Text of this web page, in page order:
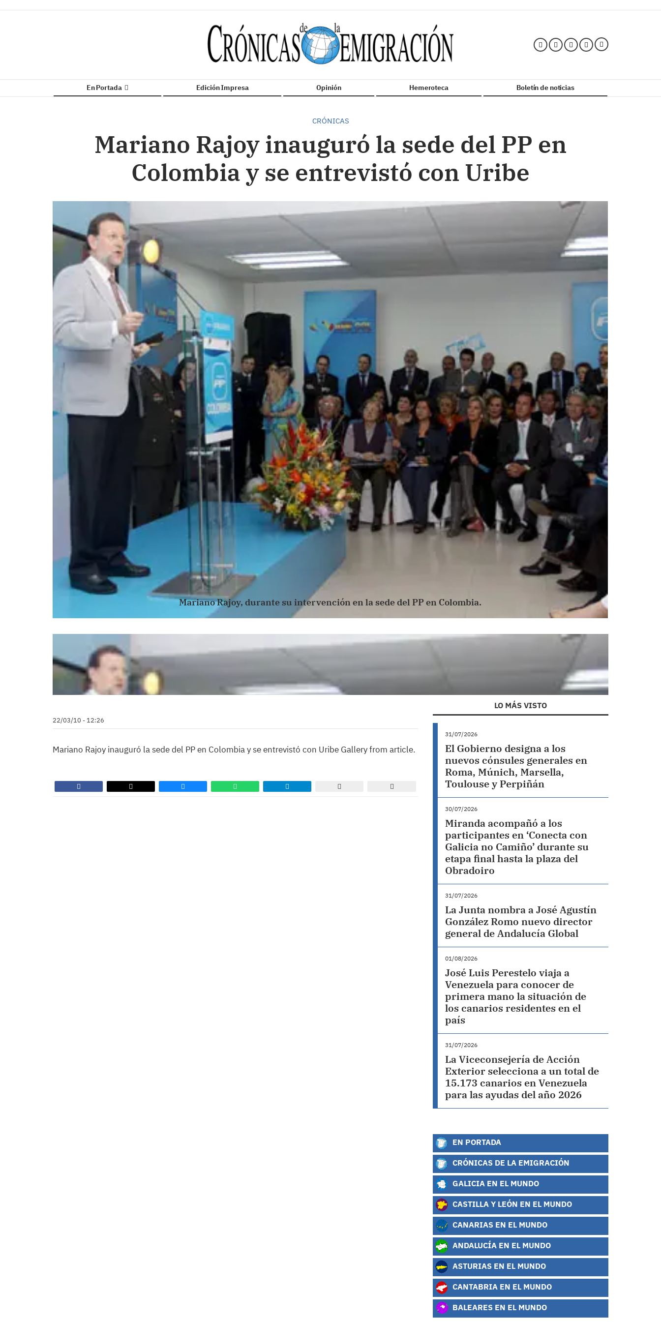
En Portada Edición Impresa Opinión Hemeroteca Boletín de noticias
CRÓNICAS
Mariano Rajoy inauguró la sede del PP en
Colombia y se entrevistó con Uribe
Mariano Rajoy, durante su intervención en la sede del PP en Colombia.
22/03/10 - 12:26
Mariano Rajoy inauguró la sede del PP en Colombia y se entrevistó con Uribe Gallery from article.
LO MÁS VISTO
31/07/2026
El Gobierno designa a los
nuevos cónsules generales en
Roma, Múnich, Marsella,
Toulouse y Perpiñán
30/07/2026
Miranda acompañó a los
participantes en ‘Conecta con
Galicia no Camiño’ durante su
etapa final hasta la plaza del
Obradoiro
31/07/2026
La Junta nombra a José Agustín
González Romo nuevo director
general de Andalucía Global
01/08/2026
José Luis Perestelo viaja a
Venezuela para conocer de
primera mano la situación de
los canarios residentes en el
país
31/07/2026
La Viceconsejería de Acción
Exterior selecciona a un total de
15.173 canarios en Venezuela
para las ayudas del año 2026
EN PORTADA
CRÓNICAS DE LA EMIGRACIÓN
GALICIA EN EL MUNDO
CASTILLA Y LEÓN EN EL MUNDO
CANARIAS EN EL MUNDO
ANDALUCÍA EN EL MUNDO
ASTURIAS EN EL MUNDO
CANTABRIA EN EL MUNDO
BALEARES EN EL MUNDO